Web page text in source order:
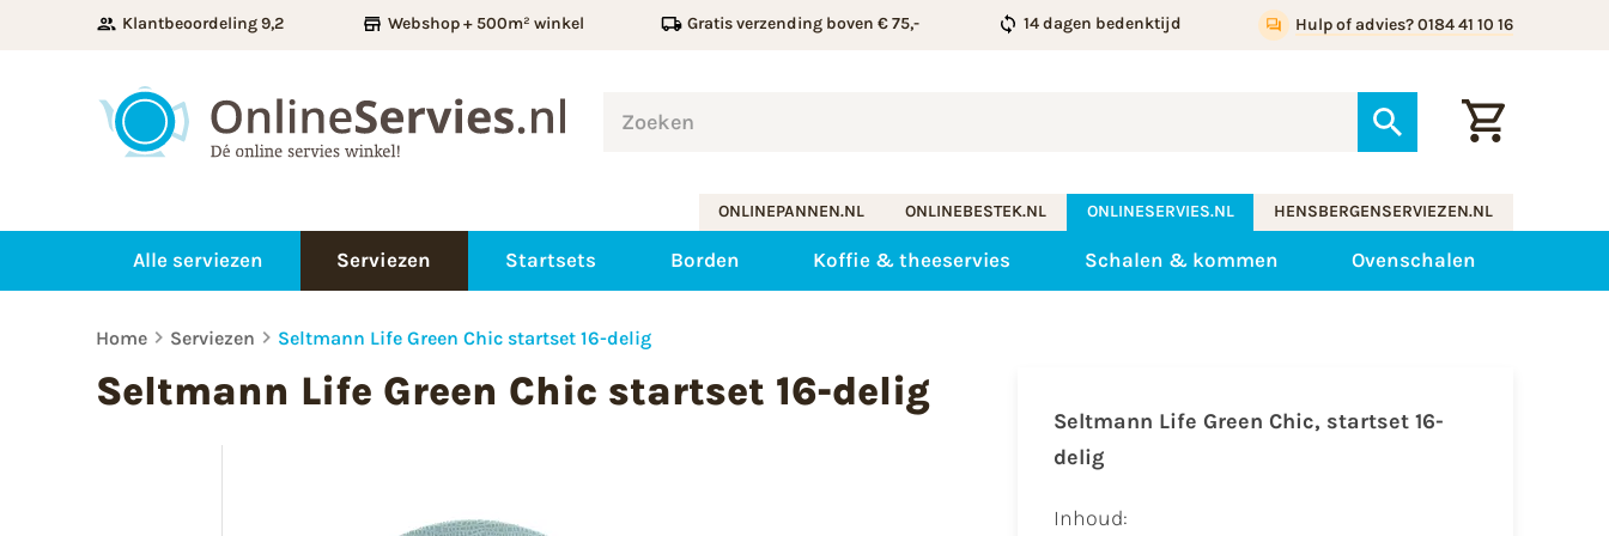
Klantbeoordeling 9,2 Webshop + 500m² winkel Gratis verzending boven € 75,- 14 dagen bedenktijd Hulp of advies? 0184 41 10 16
ONLINEPANNEN.NL ONLINEBESTEK.NL ONLINESERVIES.NL HENSBERGENSERVIEZEN.NL
Alle serviezen Serviezen Startsets Borden Koffie & theeservies Schalen & kommen Ovenschalen
Home Serviezen Seltmann Life Green Chic startset 16-delig
Seltmann Life Green Chic startset 16-delig
Seltmann Life Green Chic, startset 16-
delig
Inhoud: